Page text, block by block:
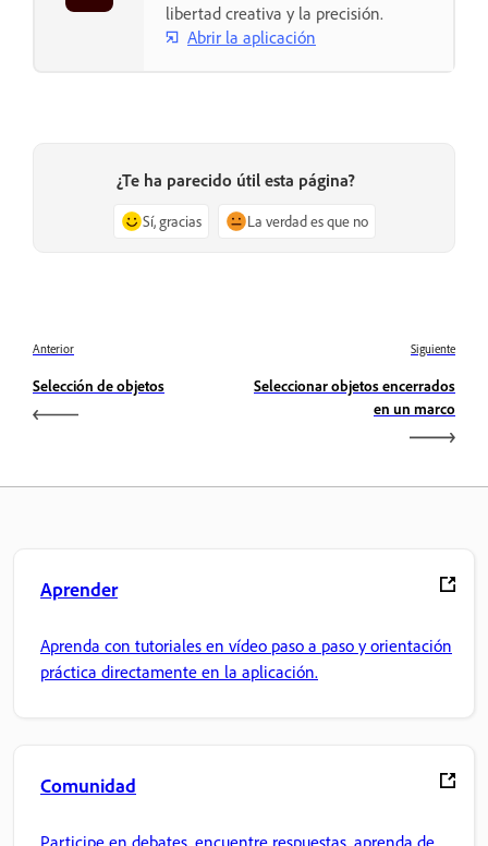
libertad creativa y la precisión.
Abrir la aplicación
¿Te ha parecido útil esta página?
Sí, gracias La verdad es que no
Anterior
Selección de objetos
Siguiente
Seleccionar objetos encerrados
en un marco
Aprender
Aprenda con tutoriales en vídeo paso a paso y orientación
práctica directamente en la aplicación.
Comunidad